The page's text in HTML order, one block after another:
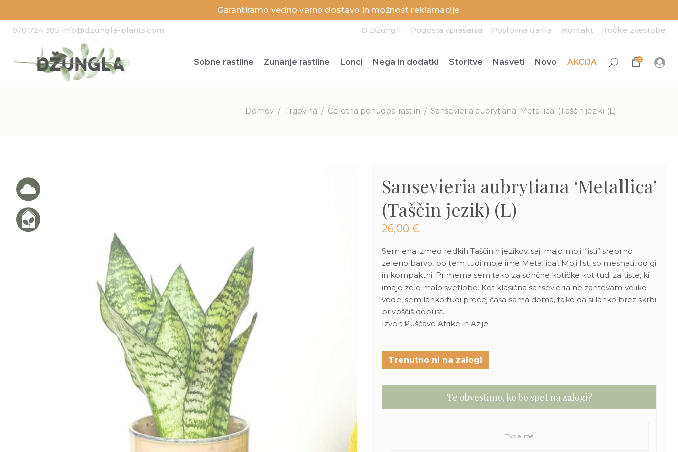
Garantiramo vedno varno dostavo in možnost reklamacije.
070 724 385|info@dzungla-plants.com O Džungli Pogosta vprašanja Poslovna darila Kontakt Točke zvestobe
Sobne rastline Zunanje rastline Lonci Nega in dodatki Storitve Nasveti Novo AKCIJA 0
Domov / Trgovina / Celotna ponudba rastlin / Sansevieria aubrytiana ‘Metallica’ (Taščin jezik) (L)
Sansevieria aubrytiana ‘Metallica’
(Taščin jezik) (L)
26,00 €
Sem ena izmed redkih Taščinih jezikov, saj imajo moji “listi” srebrno
zeleno barvo, po tem tudi moje ime Metallica’. Moji listi so mesnati, dolgi
in kompaktni. Primerna sem tako za sončne kotičke kot tudi za tiste, ki
imajo zelo malo svetlobe. Kot klasična sansevieria ne zahtevam veliko
vode, sem lahko tudi precej časa sama doma, tako da si lahko brez skrbi
privoščiš dopust.
Izvor: Puščave Afrike in Azije.
Trenutno ni na zalogi
Te obvestimo, ko bo spet na zalogi?